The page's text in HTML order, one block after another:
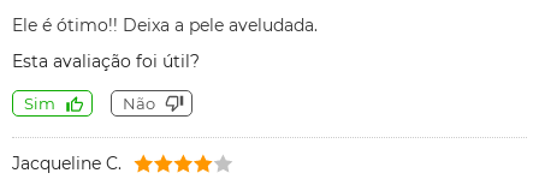
Ele é ótimo!! Deixa a pele aveludada.
Esta avaliação foi útil?
Sim Não
Jacqueline C.